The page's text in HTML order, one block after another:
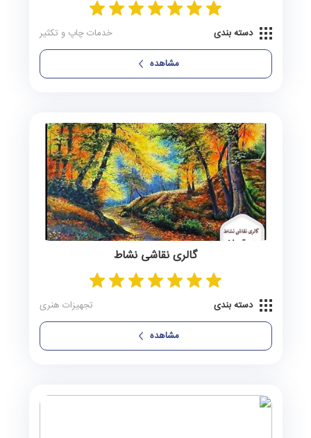
دسته بندی
خدمات چاپ و تکثیر
مشاهده
گالری نقاشی نشاط
دسته بندی
تجهیزات هنری
مشاهده